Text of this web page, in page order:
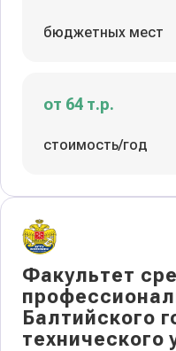
бюджетных мест
от 64 т.р.
стоимость/год
Факультет
Балтийского
технического